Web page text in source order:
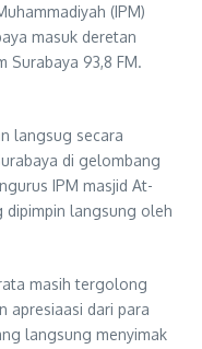
(IPM)
masuk deretan
Surabaya 93,8 FM.
langsug secara
di gelombang
IPM masjid At-
dipimpin langsung oleh
masih tergolong
apresiaasi dari para
langsung menyimak